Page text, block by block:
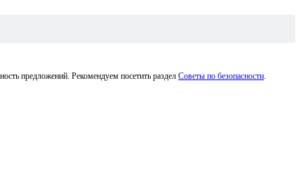
предложений. Рекомендуем посетить раздел Советы по безопасности.